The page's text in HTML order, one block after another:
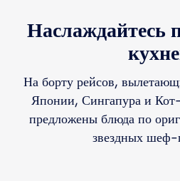
Наслаждайтесь
На борту рейсов,
Японии, Сингапура и
предложены блюда по
звездных шеф-